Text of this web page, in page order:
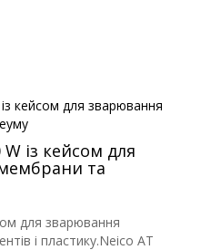
із кейсом для
та
для зварювання
і пластику.Neico AT